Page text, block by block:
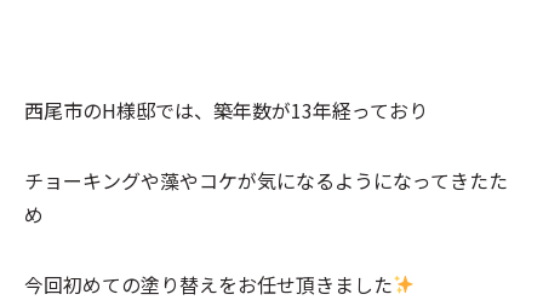
西尾市のH様邸では、築年数が13年経っており
チョーキングや藻やコケが気になるようになってきたた
め
今回初めての塗り替えをお任せ頂きました